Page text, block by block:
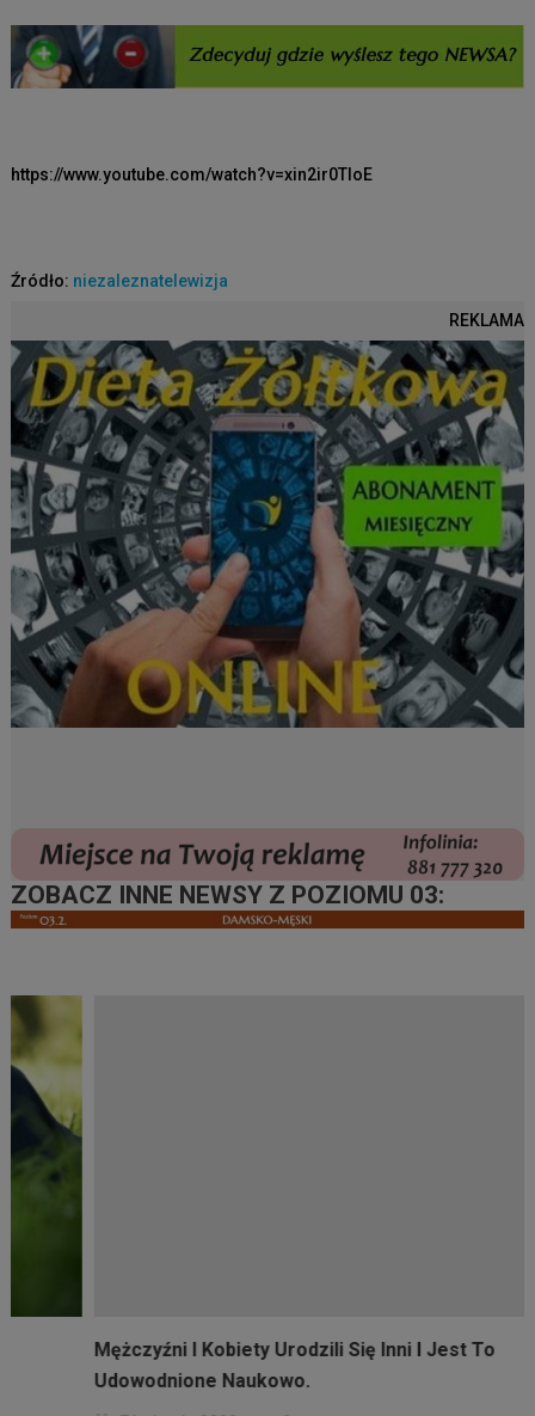
Sylwia
Z
https://www.youtube.com/watch?v=xin2ir0TloE
Źródło: niezaleznatelewizja
REKLAMA
ZOBACZ INNE NEWSY Z POZIOMU 03:
Mężczyźni I Kobiety Urodzili Się Inni I Jest To
Udowodnione Naukowo.